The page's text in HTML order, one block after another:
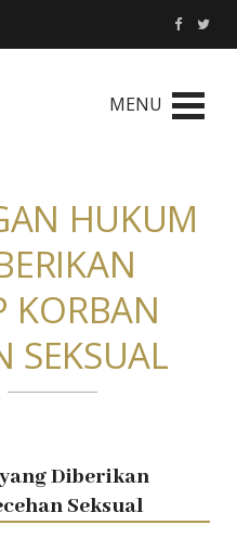
MENU
HUKUM
KORBAN
SEKSUAL
Diberikan
Seksual